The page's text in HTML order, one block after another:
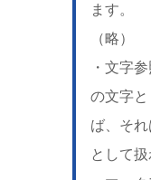
ます。
（略）
・文字
の文字
ば、そ
として扱